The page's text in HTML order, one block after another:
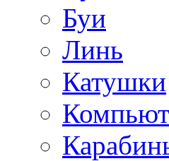
Буи
Линь
Катушки